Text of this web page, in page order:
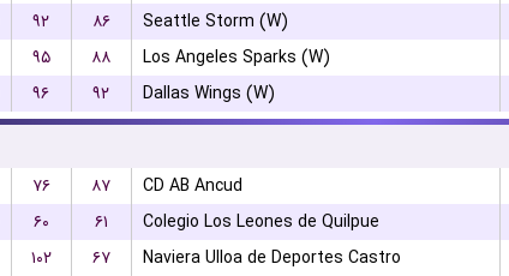
۹۲ ۸۶ Seattle Storm (W)
۹۵ ۸۸ Los Angeles Sparks (W)
۹۶ ۹۲ Dallas Wings (W)
۷۶ ۸۷ CD AB Ancud
۶۰ ۶۱ Colegio Los Leones de Quilpue
۱۰۲ ۶۷ Naviera Ulloa de Deportes Castro